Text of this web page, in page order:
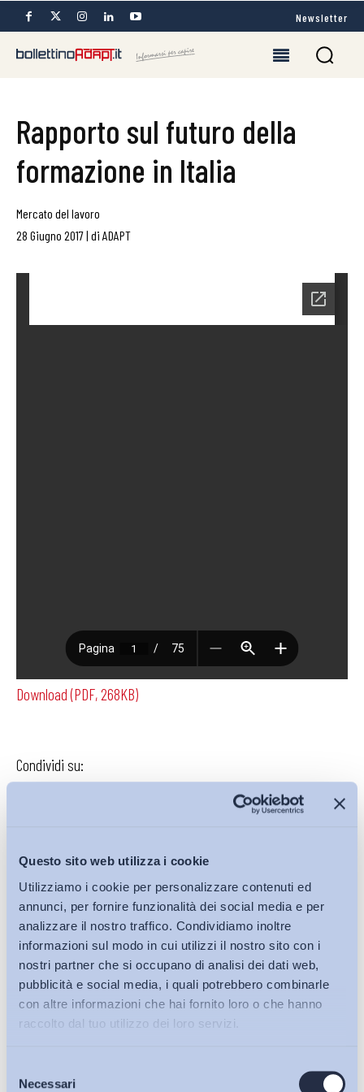
Questo sito web utilizza i cookie
Utilizziamo i cookie per personalizzare contenuti ed
annunci, per fornire funzionalità dei social media e per
analizzare il nostro traffico. Condividiamo inoltre
informazioni sul modo in cui utilizzi il nostro sito con i
nostri partner che si occupano di analisi dei dati web,
pubblicità e social media, i quali potrebbero combinarle
con altre informazioni che hai fornito loro o che hanno
raccolto dal tuo utilizzo dei loro servizi.
delNecessariBollettini ADAPT
Newsletter
Rapporto sul futuro della
formazione in Italia
Mercato del lavoro
28 Giugno 2017| di ADAPT
Download (PDF, 268KB)
Condividi su:
Iscriviti alla Newsletter